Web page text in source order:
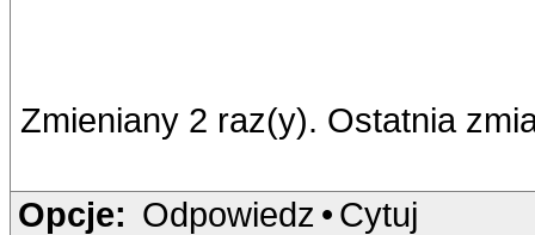
Zmieniany 2 raz(y). Ostatnia
Opcje: Odpowiedz • Cytuj